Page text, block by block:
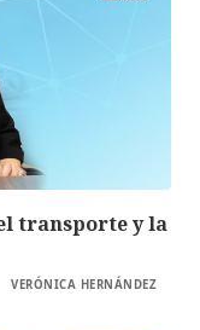
transporte y la
VERÓNICA HERNÁNDEZ